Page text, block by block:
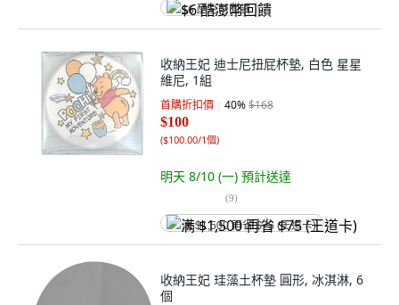
$6 酷澎幣回饋
收納王妃 迪士尼扭屁杯墊, 白色 星星
維尼, 1組
首購折扣價 40%$168
$100
($100.00/1個)
明天 8/10 (一) 預計送達
(9)
满 $1,500 再省 $75 (王道卡)
收納王妃 珪藻土杯墊 圓形, 冰淇淋, 6
個